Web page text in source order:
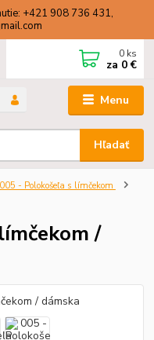
+421 908 736 431,
Menu
Hľadať
0 ks
za 0 €
005 - Polokošeľa s límčekom
/